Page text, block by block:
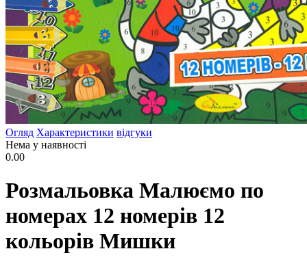
Огляд Характеристики відгуки
Нема у наявності
0.00
Розмальовка Малюємо по
номерах 12 номерів 12
кольорів Мишки